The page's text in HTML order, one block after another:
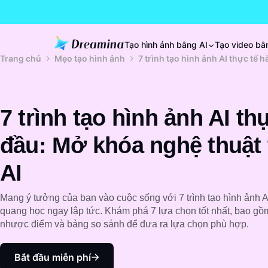
Tạo hình ảnh bằng AI Tạo video
Trang chủ
Mẹo tạo hình ảnh 7 trình tạo hình ảnh AI thực tế
7 trình tạo hình ảnh AI
đầu: Mở khóa nghệ
AI
Mang ý tưởng của bạn vào cuộc sống với 7 trình tạo hình ảnh
quang học ngay lập tức. Khám phá 7 lựa chọn tốt nhất, bao
nhược điểm và bảng so sánh để đưa ra lựa chọn phù hợp.
Bắt đầu miễn phí